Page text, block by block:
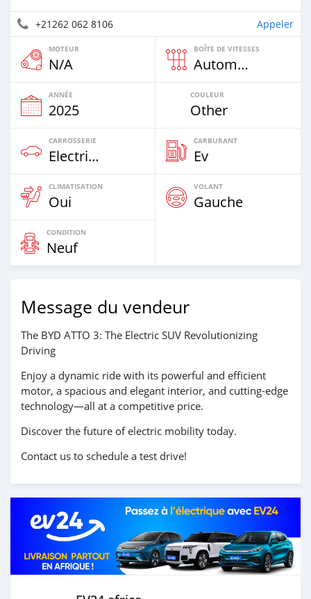
+21262 062 8106 Appeler
MOTEUR
N/A
BOÎTE DE VITESSES
Automatique
ANNÉE
2025
COULEUR
Other
CARROSSERIE
Electric EV
CARBURANT
Ev
CLIMATISATION
Oui
VOLANT
Gauche
CONDITION
Neuf
Message du vendeur
The BYD ATTO 3: The Electric SUV Revolutionizing
Driving
Enjoy a dynamic ride with its powerful and efficient
motor, a spacious and elegant interior, and cutting-edge
technology—all at a competitive price.
Discover the future of electric mobility today.
Contact us to schedule a test drive!